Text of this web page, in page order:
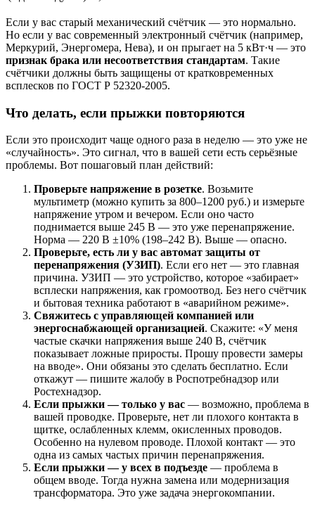
Если у вас старый механический счётчик — это нормально.
Но если у вас современный электронный счётчик (например,
Меркурий, Энергомера, Нева), и он прыгает на 5 кВт·ч — это
признак брака или несоответствия стандартам. Такие
счётчики должны быть защищены от кратковременных
всплесков по ГОСТ Р 52320-2005.
Что делать, если прыжки повторяются
Если это происходит чаще одного раза в неделю — это уже не
«случайность». Это сигнал, что в вашей сети есть серьёзные
проблемы. Вот пошаговый план действий:
Проверьте напряжение в розетке. Возьмите
мультиметр (можно купить за 800–1200 руб.) и измерьте
напряжение утром и вечером. Если оно часто
поднимается выше 245 В — это уже перенапряжение.
Норма — 220 В ±10% (198–242 В). Выше — опасно.
Проверьте, есть ли у вас автомат защиты от
перенапряжения (УЗИП). Если его нет — это главная
причина. УЗИП — это устройство, которое «забирает»
всплески напряжения, как громоотвод. Без него счётчик
и бытовая техника работают в «аварийном режиме».
Свяжитесь с управляющей компанией или
энергоснабжающей организацией. Скажите: «У меня
частые скачки напряжения выше 240 В, счётчик
показывает ложные приросты. Прошу провести замеры
на вводе». Они обязаны это сделать бесплатно. Если
откажут — пишите жалобу в Роспотребнадзор или
Ростехнадзор.
Если прыжки — только у вас — возможно, проблема в
вашей проводке. Проверьте, нет ли плохого контакта в
щитке, ослабленных клемм, окисленных проводов.
Особенно на нулевом проводе. Плохой контакт — это
одна из самых частых причин перенапряжения.
Если прыжки — у всех в подъезде — проблема в
общем вводе. Тогда нужна замена или модернизация
трансформатора. Это уже задача энергокомпании.